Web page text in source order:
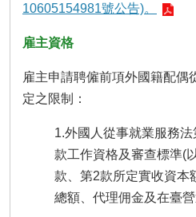
10605154981號公告)。
雇主資格
雇主申請聘僱前項外國籍配偶
定之限制：
1.外國人從事就業服務
款工作資格及審查標準(
款、第2款所定實收資本
總額、代理佣金及在臺營